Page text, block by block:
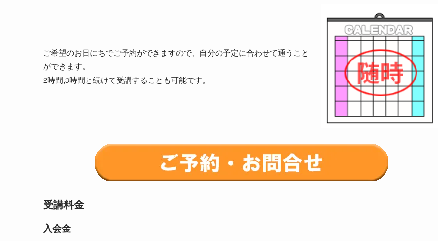
ご希望のお日にちでご予約ができますので、自分の予定に合わせて通うこと
ができます。
2時間,3時間と続けて受講することも可能です。
受講料金
入会金